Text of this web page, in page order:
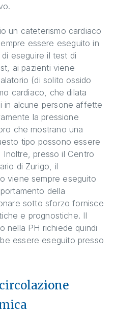
un cateterismo cardiaco
essere eseguito in
eseguire il test di
ai pazienti viene
(di solito ossido
cardiaco, che dilata
in alcune persone affette
la pressione
che mostrano una
tipo possono essere
presso il Centro
di Zurigo, il
viene sempre eseguito
della
sotto sforzo fornisce
e prognostiche. Il
nella PH richiede quindi
essere eseguito presso